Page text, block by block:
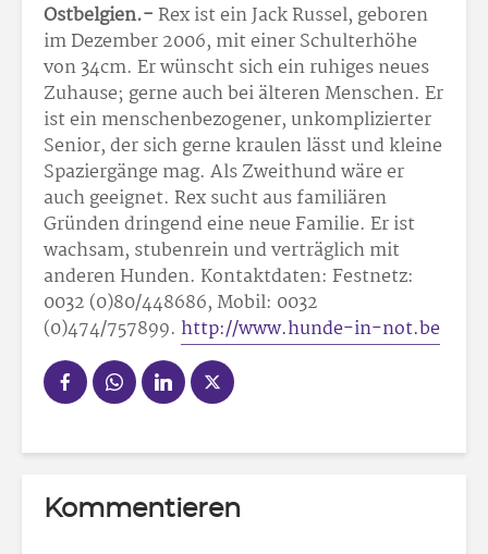
Ostbelgien.-Rex ist ein Jack Russel, geboren
im Dezember 2006, mit einer Schulterhöhe
von 34cm. Er wünscht sich ein ruhiges neues
Zuhause; gerne auch bei älteren Menschen. Er
ist ein menschenbezogener, unkomplizierter
Senior, der sich gerne kraulen lässt und kleine
Spaziergänge mag. Als Zweithund wäre er
auch geeignet. Rex sucht aus familiären
Gründen dringend eine neue Familie. Er ist
wachsam, stubenrein und verträglich mit
anderen Hunden. Kontaktdaten: Festnetz:
0032 (0)80/448686, Mobil: 0032
(0)474/757899. http://www.hunde-in-not.be
Kommentieren